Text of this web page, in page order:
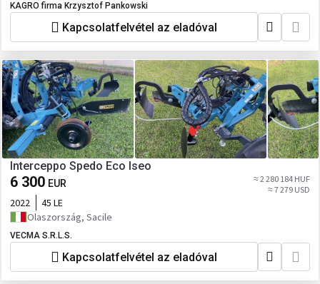
KAGRO firma Krzysztof Pankowski
Kapcsolatfelvétel az eladóval
Interceppo Spedo Eco Iseo
6 300 EUR
≈ 2 280 184 HUF
≈ 7 279 USD
2022
45 LE
Olaszország, Sacile
VECMA S.R.L.S.
Kapcsolatfelvétel az eladóval